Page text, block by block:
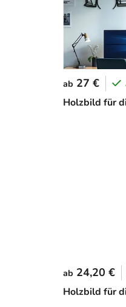
Holzbild für
ab 27 €
Holzbild für
ab 24,20 €